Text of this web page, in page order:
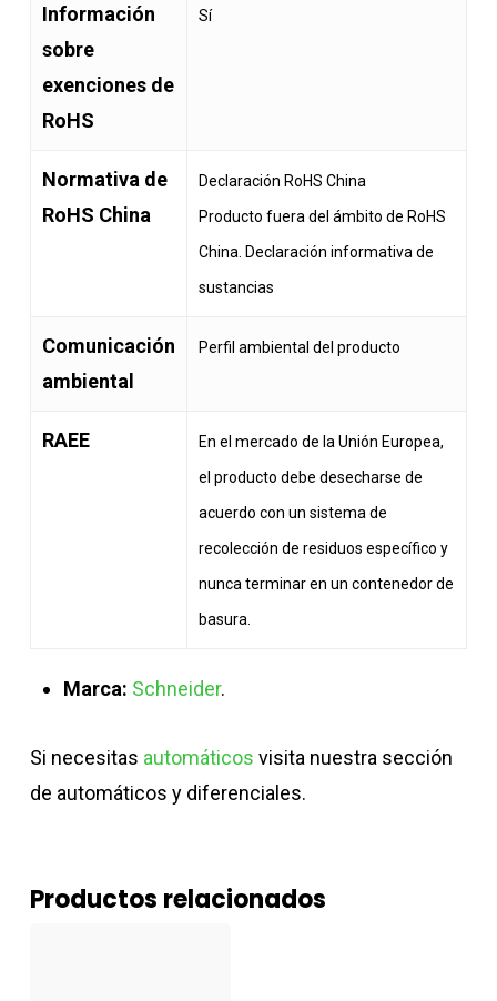
Información
sobre
exenciones de
RoHS
Sí
Normativa de
RoHS China
Declaración RoHS China
Producto fuera del ámbito de RoHS
China. Declaración informativa de
sustancias
Comunicación
ambiental
Perfil ambiental del producto
RAEE
En el mercado de la Unión Europea,
el producto debe desecharse de
acuerdo con un sistema de
recolección de residuos específico y
nunca terminar en un contenedor de
basura.
Marca: Schneider.
Si necesitas automáticos visita nuestra sección
de automáticos y diferenciales.
Productos relacionados